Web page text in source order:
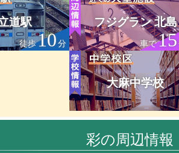
道駅
徒歩10分
フジグラン 北島
車で15
大麻中学校
彩の周辺情報